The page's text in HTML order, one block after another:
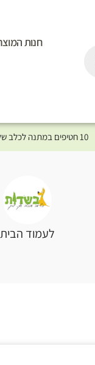
חנות
10 חטיפים במתנה לכלב שלך ברכישת מוצר מקטגוריית המומלצים ⤎ לחצו כאן למוצרים המומלצים לכלב
לעמוד הבית